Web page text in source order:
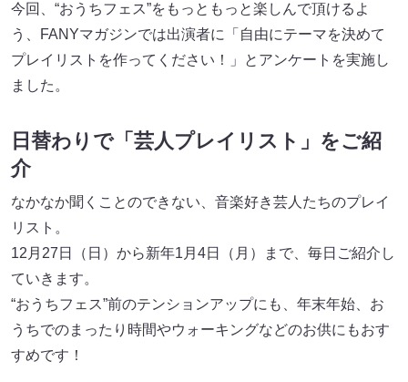
今回、“おうちフェス”をもっともっと楽しんで頂けるよ
う、FANYマガジンでは出演者に「自由にテーマを決めて
プレイリストを作ってください！」とアンケートを実施し
ました。
日替わりで「芸人プレイリスト」をご紹
介
なかなか聞くことのできない、音楽好き芸人たちのプレイ
リスト。
12月27日（日）から新年1月4日（月）まで、毎日ご紹介し
ていきます。
“おうちフェス”前のテンションアップにも、年末年始、お
うちでのまったり時間やウォーキングなどのお供にもおす
すめです！